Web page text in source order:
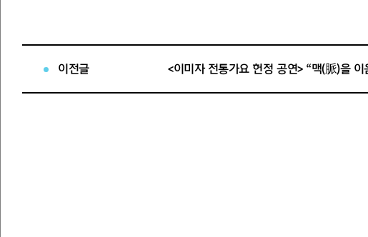
공연명 : [2024-25 Theatre 이문세]
이전글 <이미자 전통가요 헌정 공연> “맥(脈)을 이